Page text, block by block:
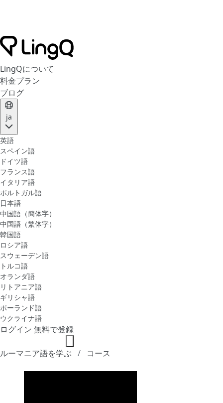
LingQについて
料金プラン
ブログ
ja
英語
スペイン語
ドイツ語
フランス語
イタリア語
ポルトガル語
日本語
中国語（簡体字）
中国語（繁体字）
韓国語
ロシア語
スウェーデン語
トルコ語
オランダ語
リトアニア語
ギリシャ語
ポーランド語
ウクライナ語
ログイン 無料で登録
ルーマニア語を学ぶ コース